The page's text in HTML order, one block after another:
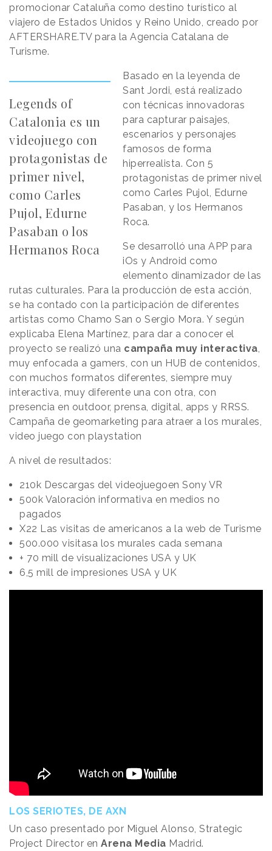
promocionar Cataluña como destino turístico al
viajero de Estados Unidos y Reino Unido, creado por
AFTERSHARE.TV para la Agencia Catalana de
Turisme.
Legends of
Catalonia es un
videojuego con
protagonistas de
primer nivel,
como Carles
Pujol, Edurne
Pasaban o los
Hermanos Roca
Basado en la leyenda de
Sant Jordi, está realizado
con técnicas innovadoras
para capturar paisajes,
escenarios y personajes
famosos de forma
hiperrealista. Con 5
protagonistas de primer nivel
como Carles Pujol, Edurne
Pasaban, y los Hermanos
Roca.
Se desarrolló una APP para
iOs y Android como
elemento dinamizador de las
rutas culturales. Para la producción de esta acción,
se ha contado con la participación de diferentes
artistas como Chamo San o Sergio Mora. Y según
explicaba Elena Martínez, para dar a conocer el
proyecto se realizó una campaña muy interactiva,
muy enfocada a gamers, con un HUB de contenidos,
con muchos formatos diferentes, siempre muy
interactiva, muy diferente una con otra, con
presencia en outdoor, prensa, digital, apps y RRSS.
Campaña de geomarketing para atraer a los murales,
video juego con playstation
A nivel de resultados:
210k Descargas del videojuegoen Sony VR
500k Valoración informativa en medios no
pagados
X22 Las visitas de americanos a la web de Turisme
500.000 visitasa los murales cada semana
+ 70 mill de visualizaciones USA y UK
6,5 mill de impresiones USA y UK
LOS SERIOTES, DE AXN
Un caso presentado por Miguel Alonso, Strategic
Project Director en Arena Media Madrid.